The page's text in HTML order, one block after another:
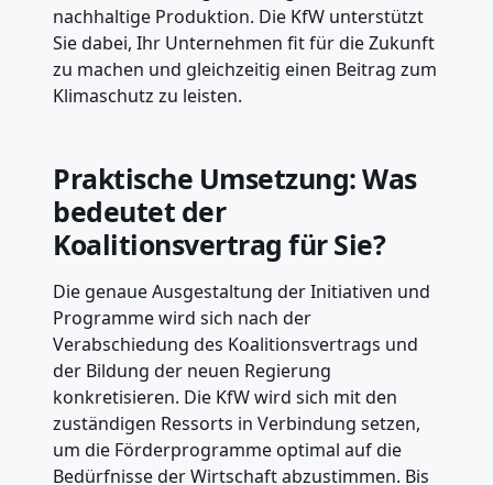
nachhaltige Produktion. Die KfW unterstützt
Sie dabei, Ihr Unternehmen fit für die Zukunft
zu machen und gleichzeitig einen Beitrag zum
Klimaschutz zu leisten.
Praktische Umsetzung: Was
bedeutet der
Koalitionsvertrag für Sie?
Die genaue Ausgestaltung der Initiativen und
Programme wird sich nach der
Verabschiedung des Koalitionsvertrags und
der Bildung der neuen Regierung
konkretisieren. Die KfW wird sich mit den
zuständigen Ressorts in Verbindung setzen,
um die Förderprogramme optimal auf die
Bedürfnisse der Wirtschaft abzustimmen. Bis